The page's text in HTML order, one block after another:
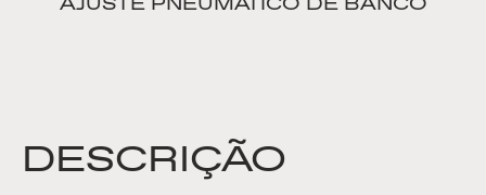
DESCRIÇÃO